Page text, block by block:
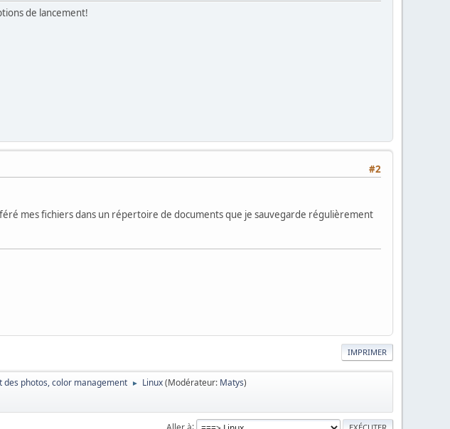
de lancement!
#2
mes fichiers dans un répertoire de documents que je sauvegarde régulièrement
IMPRIMER
des photos, color management ► Linux(Modérateur: Matys)
Aller à